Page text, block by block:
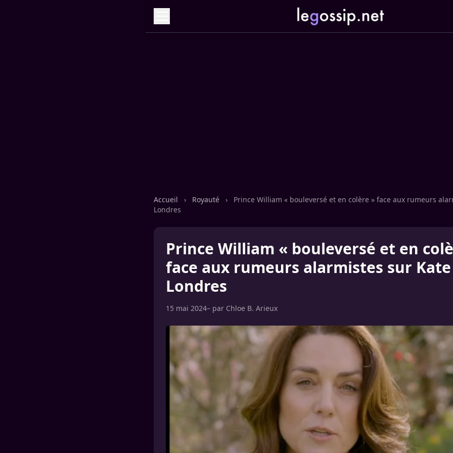
Accueil › Royauté ›
Prince William « bouleversé et en colère » face aux rumeurs
Londres
Prince William « bouleversé et en
face aux rumeurs alarmistes sur Kate
Londres
15 mai 2024– par Chloe B. Arieux